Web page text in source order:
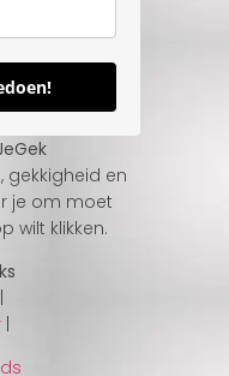
gekkigheid en
je om moet
wilt klikken.
|
|